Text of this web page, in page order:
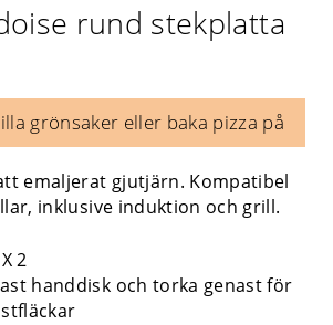
rund stekplatta
grönsaker eller baka pizza på
emaljerat gjutjärn. Kompatibel
inklusive induktion och grill.
2
handdisk och torka genast för